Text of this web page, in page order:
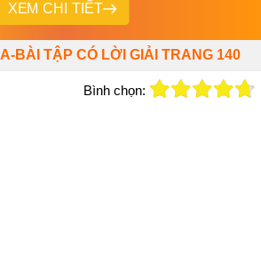
XEM CHI TIẾT
A-BÀI TẬP CÓ LỜI GIẢI TRANG 140
Bình chọn: